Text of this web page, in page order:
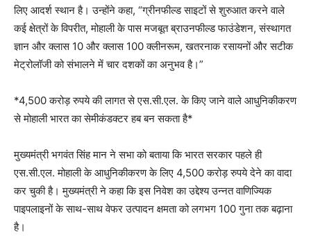
लिए आदर्श स्थान है। उन्होंने कहा, “ग्रीनफील्ड साइटों से शुरुआत करने वाले
कई क्षेत्रों के विपरीत, मोहाली के पास मजबूत ब्राउनफील्ड फाउंडेशन, संस्थागत
ज्ञान और क्लास 10 और क्लास 100 क्लीनरूम, खतरनाक रसायनों और सटीक
मेट्रोलॉजी को संभालने में चार दशकों का अनुभव है।”
*4,500 करोड़ रुपये की लागत से एस.सी.एल. के किए जाने वाले आधुनिकीकरण
से मोहाली भारत का सेमीकंडक्टर हब बन सकता है*
मुख्यमंत्री भगवंत सिंह मान ने सभा को बताया कि भारत सरकार पहले ही
एस.सी.एल. मोहाली के आधुनिकीकरण के लिए 4,500 करोड़ रुपये देने का वादा
कर चुकी है। मुख्यमंत्री ने कहा कि इस निवेश का उद्देश्य उन्नत वाणिज्यिक
पाइपलाइनों के साथ-साथ वेफर उत्पादन क्षमता को लगभग 100 गुना तक बढ़ाना
है।